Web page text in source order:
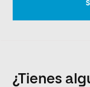
¿Tienes